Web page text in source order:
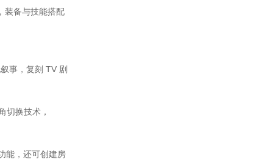
装备与技能搭配
事，复刻 TV 剧
切换技术，
能，还可创建房